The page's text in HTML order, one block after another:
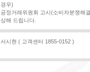
경우)
공정거래위원회 고시(소비자분쟁해
상해 드립니다.
서시현 ( 고객센터 1855-0152 )